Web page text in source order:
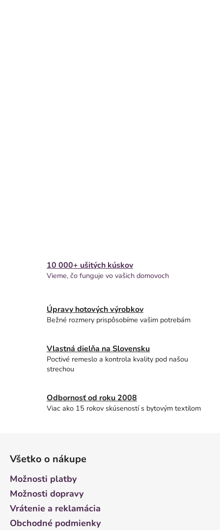
10 000+ ušitých kúskov
Vieme, čo funguje vo vašich domovoch
Úpravy hotových výrobkov
Bežné rozmery prispôsobíme vašim potrebám
Vlastná dielňa na Slovensku
Poctivé remeslo a kontrola kvality pod našou
strechou
Odbornosť od roku 2008
Viac ako 15 rokov skúseností s bytovým textilom
Všetko o nákupe
Možnosti platby
Možnosti dopravy
Vrátenie a reklamácia
Obchodné podmienky